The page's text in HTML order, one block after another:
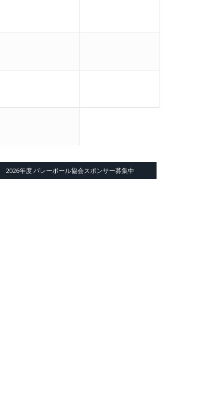
2026年度 バレーボール協会スポンサー募集中